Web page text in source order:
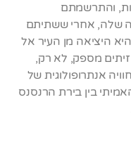
והתרשמתם
שלה, אחרי ששתיתם
היציאה מן העיר אל
מספק, לא רק,
אנתרופולוגית של
בין בירת הרנסנס